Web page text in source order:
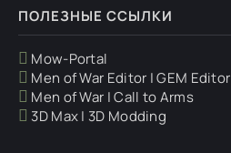
ПОЛЕЗНЫЕ ССЫЛКИ
Mow-Portal
Men of War Editor | GEM Editor
Men of War | Call to Arms
3D Max | 3D Modding